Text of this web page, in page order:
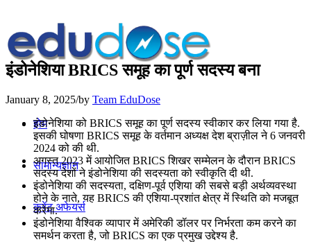
होम
सामान्यज्ञान
करेंट अफेयर्स
इंडोनेशिया BRICS समूह का पूर्ण सदस्य बना
January 8, 2025/by Team EduDose
इंडोनेशिया को BRICS समूह का पूर्ण सदस्य स्वीकार कर लिया गया है.
इसकी घोषणा BRICS समूह के वर्तमान अध्यक्ष देश ब्राज़ील ने 6 जनवरी
2024 को की थी.
अगस्त 2023 में आयोजित BRICS शिखर सम्मेलन के दौरान BRICS
सदस्य देशों ने इंडोनेशिया की सदस्यता को स्वीकृति दी थी.
इंडोनेशिया की सदस्यता, दक्षिण-पूर्व एशिया की सबसे बड़ी अर्थव्यवस्था
होने के नाते, यह BRICS की एशिया-प्रशांत क्षेत्र में स्थिति को मजबूत
करेगा.
इंडोनेशिया वैश्विक व्यापार में अमेरिकी डॉलर पर निर्भरता कम करने का
समर्थन करता है, जो BRICS का एक प्रमुख उद्देश्य है.